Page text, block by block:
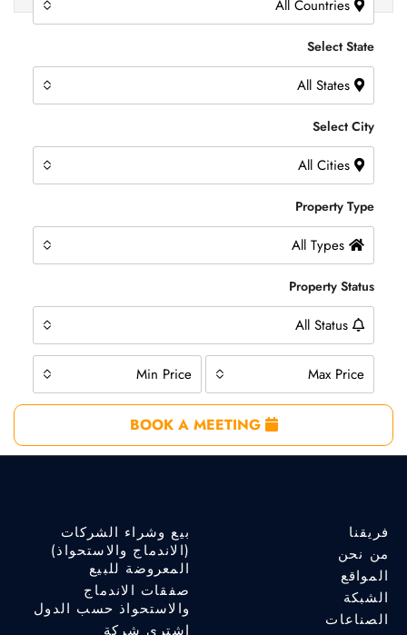
All Countries
Select State
All States
Select City
All Cities
Property Type
All Types
Property Status
All Status
Min Price Max Price
BOOK A MEETING
فريقنا
من نحن
المواقع
الشبكة
الصناعات
بيع وشراء الشركات
(الاندماج والاستحواذ)
المعروضة للبيع
صفقات الاندماج
والاستحواذ حسب الدول
اشتري شركة